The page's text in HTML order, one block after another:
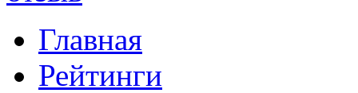
Главная
Рейтинги